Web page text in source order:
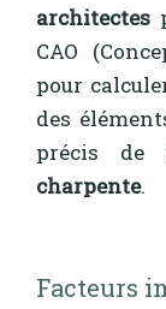
architectes
CAO
pour
des
précis
charpente.
Facteurs